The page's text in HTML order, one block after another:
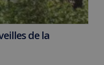
de la